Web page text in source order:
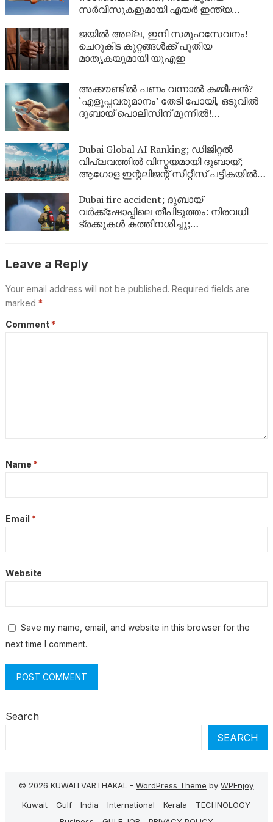
സർവീസുകളുമായി എയർ ഇന്ത്യ
ജയിൽ അല്ല, ഇനി സമൂഹസേവനം!
ചെറുകിട കുറ്റങ്ങൾക്ക് പുതിയ
മാതൃകയുമായി യുഎഇ
അക്കൗണ്ടിൽ പണം വന്നാൽ കമ്മീഷൻ?
‘എളുപ്പവരുമാനം’ തേടി പോയി, ഒടുവിൽ
ദുബായ് പൊലീസിന് മുന്നിൽ!
Dubai Global AI Ranking; ഡിജിറ്റൽ
വിപ്ലവത്തിൽ വിസ്മയമായി ദുബായ്;
ആഗോള ഇന്റലിജന്റ് സിറ്റീസ് പട്ടികയിൽ
Dubai fire accident; ദുബായ്
വർക്ക്‌ഷോപ്പിലെ തീപിടുത്തം: നിരവധി
ട്രക്കുകൾ കത്തിനശിച്ചു;
Leave a Reply
Your email address will not be published. Required fields are
marked *
Comment *
Name *
Email *
Website
Save my name, email, and website in this browser for the
next time I comment.
Search
SEARCH
© 2026 KUWAITVARTHAKAL -WordPress Theme byWPEnjoy
Kuwait
Gulf India International Kerala
TECHNOLOGY